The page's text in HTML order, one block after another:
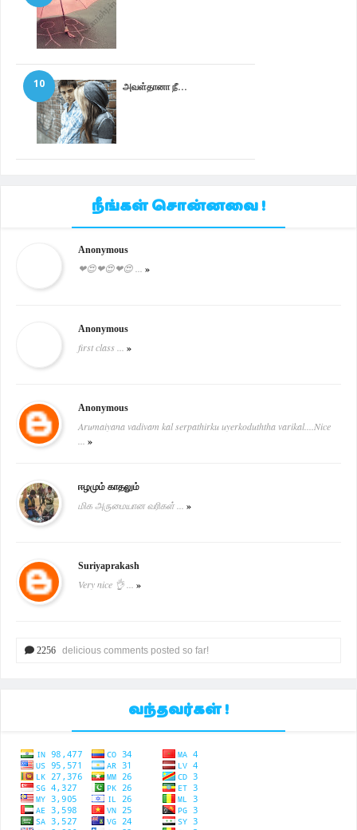
அவள்தானா நீ...
10
நீங்கள் சொன்னவை !
Anonymous
❤😍❤😍❤😍 ... »
Anonymous
first class ... »
Anonymous
Arumaiyana vadivam kal serpathirku uyerkoduththa varikal....Nice
... »
ஈழமும் காதலும்
மிக அருமையான வரிகள் ... »
Suriyaprakash
Very nice 👌 ... »
2256 delicious comments posted so far!
வந்தவர்கள் !